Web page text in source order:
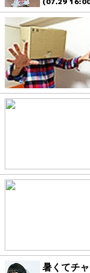
暑くてチ